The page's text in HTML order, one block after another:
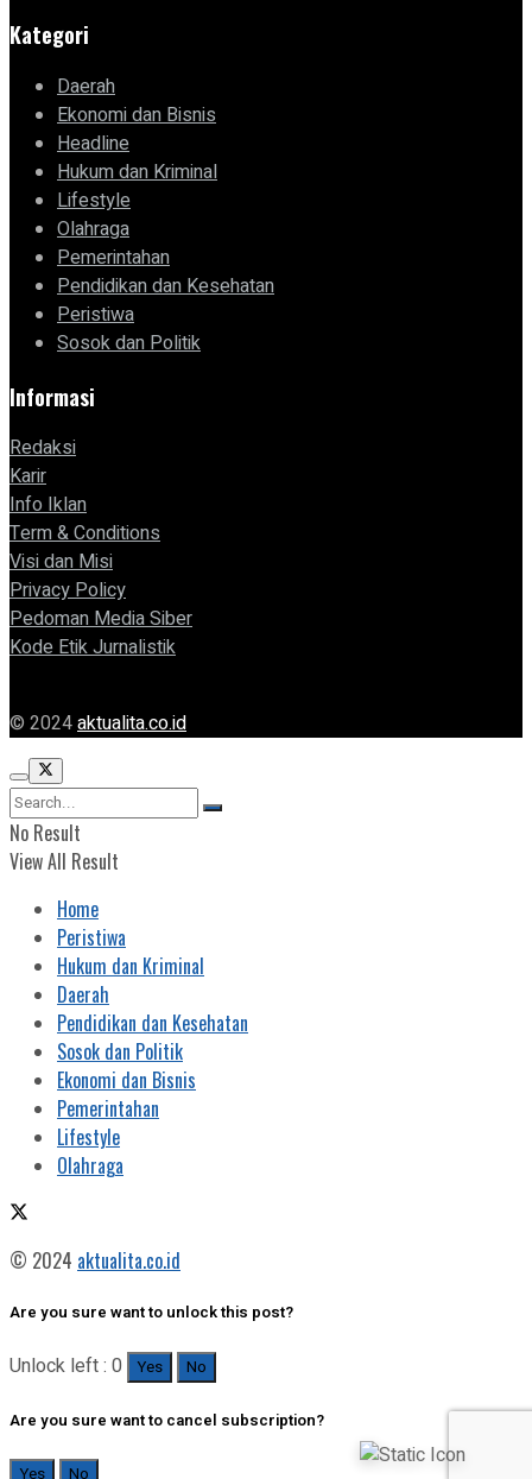
Kategori
Daerah
Ekonomi dan Bisnis
Headline
Hukum dan Kriminal
Lifestyle
Olahraga
Pemerintahan
Pendidikan dan Kesehatan
Peristiwa
Sosok dan Politik
Informasi
Redaksi
Karir
Info Iklan
Term & Conditions
Visi dan Misi
Privacy Policy
Pedoman Media Siber
Kode Etik Jurnalistik
© 2024aktualita.co.id
No Result
View All Result
Home
Peristiwa
Hukum dan Kriminal
Daerah
Pendidikan dan Kesehatan
Sosok dan Politik
Ekonomi dan Bisnis
Pemerintahan
Lifestyle
Olahraga
© 2024 aktualita.co.id
Are you sure want to unlock this post?
Unlock left : 0 Yes No
Are you sure want to cancel subscription?
Yes No